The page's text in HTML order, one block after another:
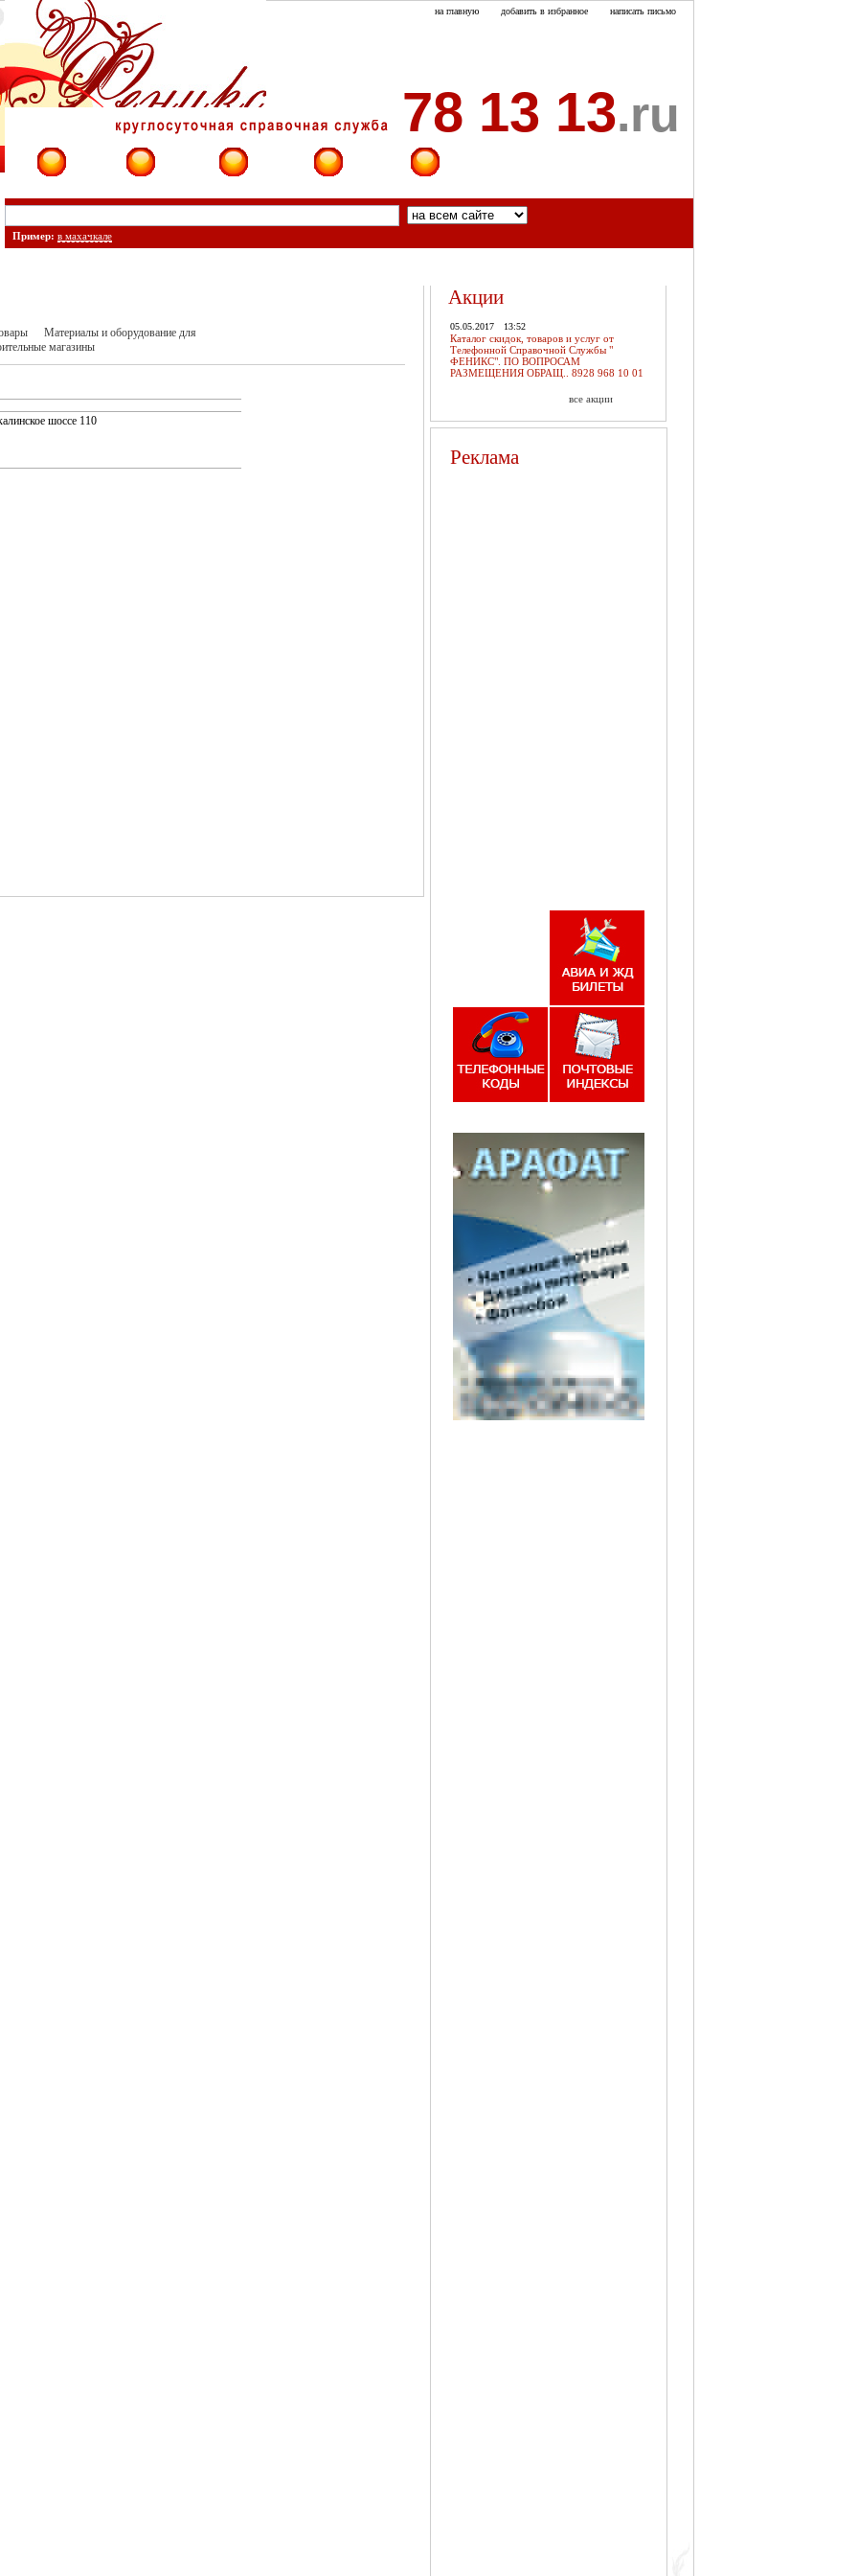
на главную добавить в избранное написать письмо
78 13 13.ru
Пример: в махачкале
Материалы и оборудование для
магазины
шоссе 110
Акции
05.05.2017 13:52
Каталог скидок, товаров и услуг от
Телефонной Справочной Службы "
ФЕНИКС". ПО ВОПРОСАМ
РАЗМЕЩЕНИЯ ОБРАЩ.. 8928 968 10 01
все акции
Реклама